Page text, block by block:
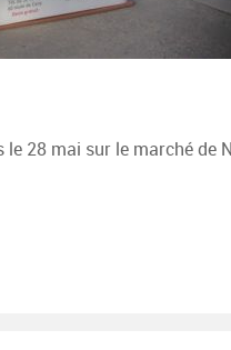
le 28 mai sur le marché de